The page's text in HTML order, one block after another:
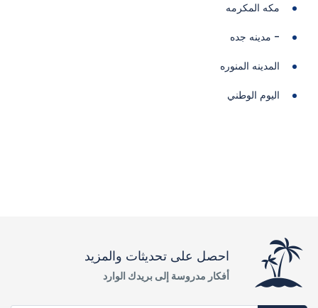
مكه المكرمه
- مدينه جده
المدينه المنوره
اليوم الوطني
احصل على تحديثات والمزيد
أفكار مدروسة إلى بريدك الوارد